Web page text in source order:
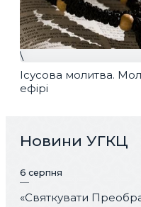
\
Ісусова молитва.
ефірі
Новини УГКЦ
6 серпня
«Святкувати